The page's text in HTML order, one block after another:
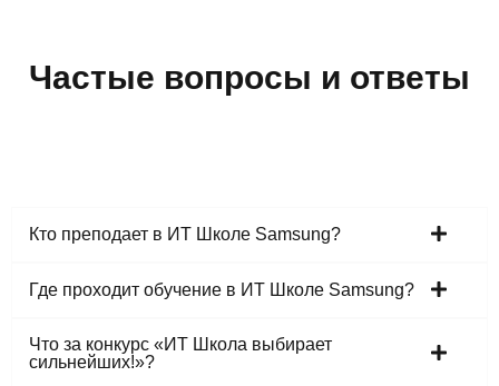
Частые вопросы и ответы
Кто преподает в ИТ Школе Samsung?
Где проходит обучение в ИТ Школе Samsung?
Что за конкурс «ИТ Школа выбирает
сильнейших!»?